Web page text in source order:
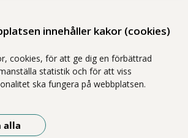
innehåller kakor (cookies)
cookies, för att ge dig en förbättrad
statistik och för att viss
ska fungera på webbplatsen.
allasjukvårdsområde som erbjuder hälso- och